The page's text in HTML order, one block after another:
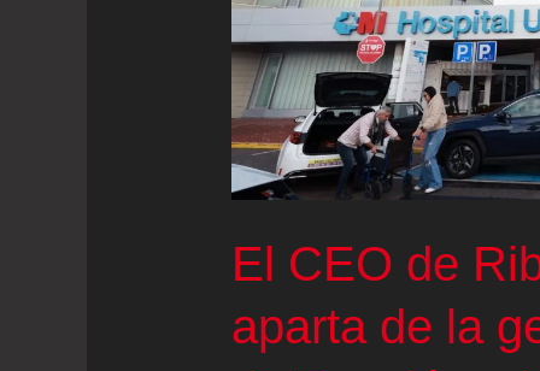
de
3.000
millones
anuales
en
del
nuevo
sistema
El CEO de
aparta de la